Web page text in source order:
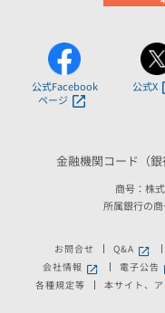
公式Facebook
ページ
公式X
金融機関コード（
商号：株
所属銀行の
お問合せ Q&A 新し
会社情報新しいウィンドウ
電子公告
各種規定等
本サイト、